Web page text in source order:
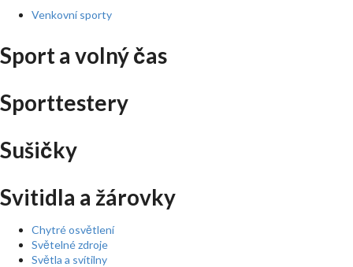
Venkovní sporty
Sport a volný čas
Sporttestery
Sušičky
Svitidla a žárovky
Chytré osvětlení
Světelné zdroje
Světla a svítilny